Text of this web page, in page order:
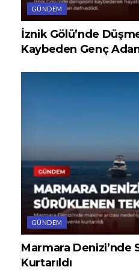
GÜNDEM
İznik Gölü’nde
Kaybeden Genç
GÜNDEM
Marmara Denizi’nde
Kurtarıldı